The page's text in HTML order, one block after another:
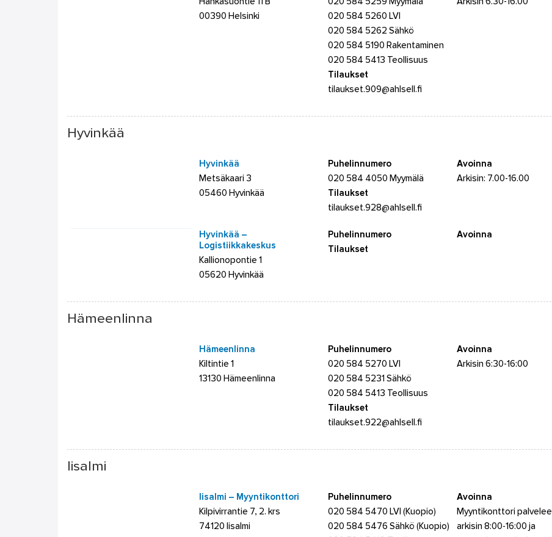
Hankasuontie 11 B
00390 Helsinki
020 584 5259 Myymälä
020 584 5260 LVI
020 584 5262 Sähkö
020 584 5190 Rakentaminen
020 584 5413 Teollisuus
Tilaukset
tilaukset.909@ahlsell.fi
Arkisin 6.30-16.00
Hyvinkää
Hyvinkää
Metsäkaari 3
05460 Hyvinkää
Puhelinnumero
020 584 4050 Myymälä
Tilaukset
tilaukset.928@ahlsell.fi
Avoinna
Arkisin: 7.00-16.00
Hyvinkää –
Logistiikkakeskus
Kallionopontie 1
05620 Hyvinkää
Puhelinnumero
Tilaukset
Avoinna
Hämeenlinna
Hämeenlinna
Kiltintie 1
13130 Hämeenlinna
Puhelinnumero
020 584 5270 LVI
020 584 5231 Sähkö
020 584 5413 Teollisuus
Tilaukset
tilaukset.922@ahlsell.fi
Avoinna
Arkisin 6:30-16:00
Iisalmi
Iisalmi – Myyntikonttori
Kilpivirrantie 7, 2. krs
74120 Iisalmi
Puhelinnumero
020 584 5470 LVI (Kuopio)
020 584 5476 Sähkö (Kuopio)
Avoinna
Myyntikonttori palvelee
arkisin 8:00-16:00 ja